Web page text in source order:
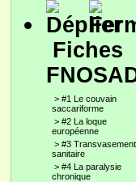
Fiches
> #1 Le couvain
saccariforme
> #2 La loque
européenne
> #3 Transvasement
sanitaire
> #4 La paralysie
chronique